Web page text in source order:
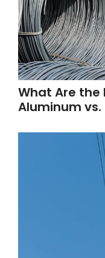
What Are the
Aluminum vs.